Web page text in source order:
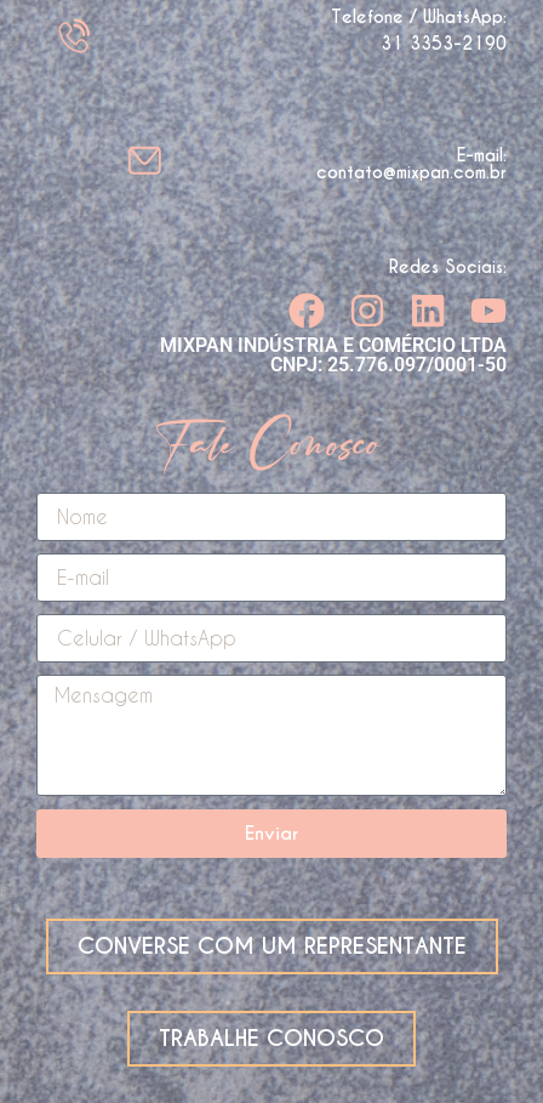
Telefone / WhatsApp:
31 3353-2190
E-mail:
contato@mixpan.com.br
Redes Sociais:
MIXPAN INDÚSTRIA E COMÉRCIO LTDA
CNPJ: 25.776.097/0001-50
Fale Conosco
Enviar
CONVERSE COM UM REPRESENTANTE
TRABALHE CONOSCO